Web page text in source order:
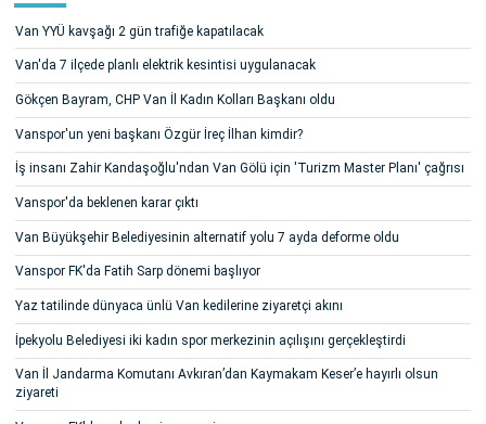
Van YYÜ kavşağı 2 gün trafiğe kapatılacak
Van'da 7 ilçede planlı elektrik kesintisi uygulanacak
Gökçen Bayram, CHP Van İl Kadın Kolları Başkanı oldu
Vanspor'un yeni başkanı Özgür İreç İlhan kimdir?
İş insanı Zahir Kandaşoğlu'ndan Van Gölü için 'Turizm Master Planı' çağrısı
Vanspor'da beklenen karar çıktı
Van Büyükşehir Belediyesinin alternatif yolu 7 ayda deforme oldu
Vanspor FK'da Fatih Sarp dönemi başlıyor
Yaz tatilinde dünyaca ünlü Van kedilerine ziyaretçi akını
İpekyolu Belediyesi iki kadın spor merkezinin açılışını gerçekleştirdi
Van İl Jandarma Komutanı Avkıran’dan Kaymakam Keser’e hayırlı olsun
ziyareti